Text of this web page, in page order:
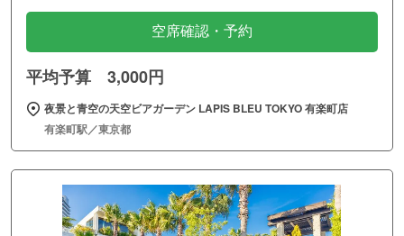
空席確認・予約
平均予算 3,000円
夜景と青空の天空ビアガーデン LAPIS BLEU TOKYO 有楽町店
有楽町駅／東京都